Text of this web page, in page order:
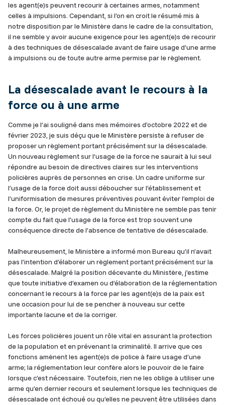
les agent(e)s peuvent recourir à certaines armes, notamment
celles à impulsions. Cependant, si l’on en croit le résumé mis à
notre disposition par le Ministère dans le cadre de la consultation,
il ne semble y avoir aucune exigence pour les agent(e)s de recourir
à des techniques de désescalade avant de faire usage d’une arme
à impulsions ou de toute autre arme permise par le règlement.
La désescalade avant le recours à la
force ou à une arme
Comme je l’ai souligné dans mes mémoires d’octobre 2022 et de
février 2023, je suis déçu que le Ministère persiste à refuser de
proposer un règlement portant précisément sur la désescalade.
Un nouveau règlement sur l’usage de la force ne saurait à lui seul
répondre au besoin de directives claires sur les interventions
policières auprès de personnes en crise. Un cadre uniforme sur
l’usage de la force doit aussi déboucher sur l’établissement et
l’uniformisation de mesures préventives pouvant éviter l’emploi de
la force. Or, le projet de règlement du Ministère ne semble pas tenir
compte du fait que l’usage de la force est trop souvent une
conséquence directe de l’absence de tentative de désescalade.
Malheureusement, le Ministère a informé mon Bureau qu’il n’avait
pas l’intention d’élaborer un règlement portant précisément sur la
désescalade. Malgré la position décevante du Ministère, j’estime
que toute initiative d’examen ou d’élaboration de la réglementation
concernant le recours à la force par les agent(e)s de la paix est
une occasion pour lui de se pencher à nouveau sur cette
importante lacune et de la corriger.
Les forces policières jouent un rôle vital en assurant la protection
de la population et en prévenant la criminalité. Il arrive que ces
fonctions amènent les agent(e)s de police à faire usage d’une
arme; la réglementation leur confère alors le pouvoir de le faire
lorsque c’est nécessaire. Toutefois, rien ne les oblige à utiliser une
arme qu’en dernier recours et seulement lorsque les techniques de
désescalade ont échoué ou qu’elles ne peuvent être utilisées dans